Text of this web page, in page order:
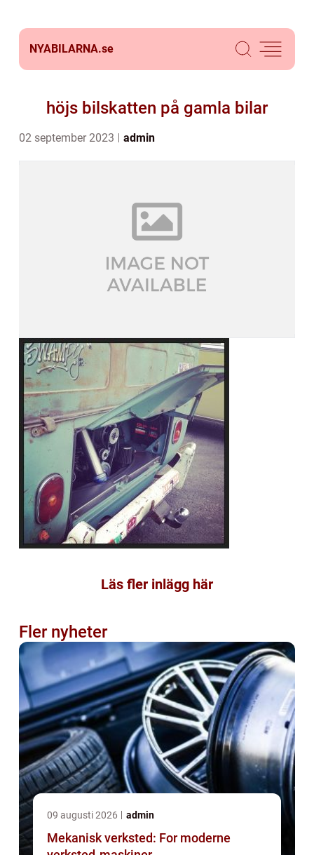
NYABILARNA.se
höjs bilskatten på gamla bilar
02 september 2023 admin
Läs fler inlägg här
Fler nyheter
09 augusti 2026 admin
Mekanisk verksted: For moderne